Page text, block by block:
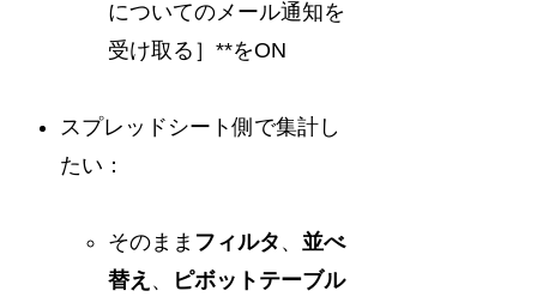
についてのメール通知を
受け取る］**をON
スプレッドシート側で集計し
たい：
そのまま フィルタ 、並べ
替え 、
ピボットテーブル